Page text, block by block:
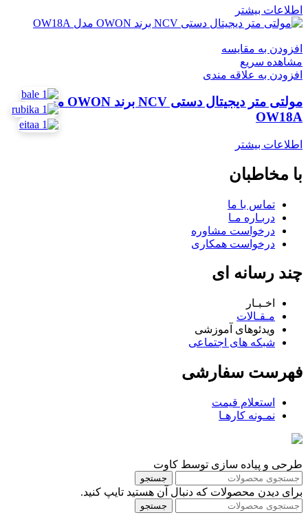
اطلاعات بیشتر
افزودن به مقایسه
مشاهده سریع
افزودن به علاقه مندی
مولتی متر دیجیتال دستی NCV برند OWON مدل
OW18A
اطلاعات بیشتر
با مخاطبان
تماس با ما
دربـاره مـا
درخواست مشاوره
درخواست همکاری
چند رسانه ای
اخـبـار
مـقـالات
ویدئوهای آموزشی
شبکه های اجتماعی
فهرست سفارشی
استعلام قیمت
نمـونه کارهـا
طرحی و پیاده سازی توسط کاوت
جستجو
برای دیدن محصولات که دنبال آن هستید تایپ کنید.
جستجو